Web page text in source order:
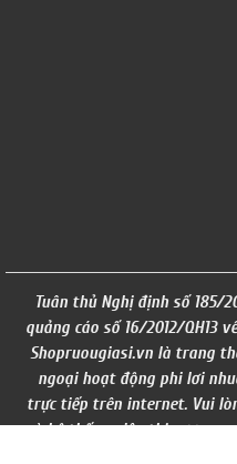
Tuân thủ Nghị định số 185/
quảng cáo số 16/2012/QH13
Shopruougiasi.vn là trang
ngoại hoạt động phi lơi
trực tiếp trên internet. Vui
và hệ thống siêu thị rượu